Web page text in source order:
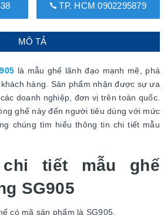
TP. HCM 0902295879
MÔ TẢ
là mẫu ghế lãnh đạo mạnh mẽ, phá
hàng. Sản phẩm nhận được sự ưa
doanh nghiệp, đơn vị trên toàn quốc.
ghế này đến người tiêu dùng với mức
chúng tìm hiểu thông tin chi tiết mẫu
tiết mẫu ghế
SG905
có mã sản phẩm là SG905.